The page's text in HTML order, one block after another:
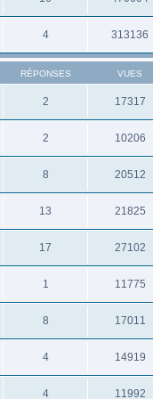
4 313136
RÉPONSES VUES
2 17317
2 10206
8 20512
13 21825
17 27102
1 11775
8 17011
4 14919
4 11992